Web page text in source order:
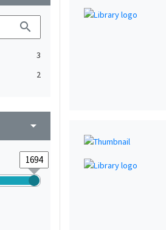
search
3
2
arrow_drop_down